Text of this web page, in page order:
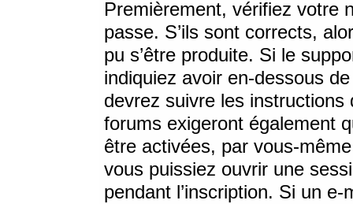
Premièrement, vérifiez votre
passe. S’ils sont corrects,
pu s’être produite. Si le
indiquiez avoir en-dessous
devrez suivre les
forums exigeront également
être activées, par vous-
vous puissiez ouvrir une
pendant l’inscription. Si un